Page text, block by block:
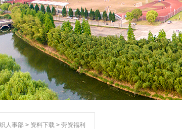
人事部 > 资料下载 > 劳资福利